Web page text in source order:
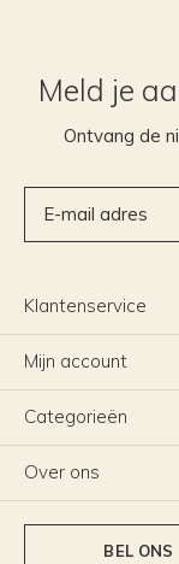
Meld je
Ontvang de
Klantenservice
Mijn account
Categorieën
Over ons
BEL ONS